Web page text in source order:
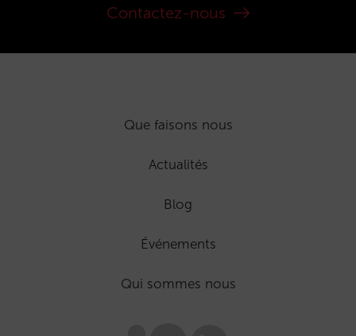
Contactez-nous
Que faisons nous
Actualités
Blog
Événements
Qui sommes nous